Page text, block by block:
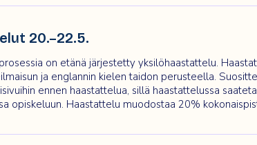
20.–22.5.
on etänä järjestetty yksilöhaastattelu.
ja englannin kielen taidon perusteella.
ennen haastattelua, sillä haastattelussa
opiskeluun. Haastattelu muodostaa 20%